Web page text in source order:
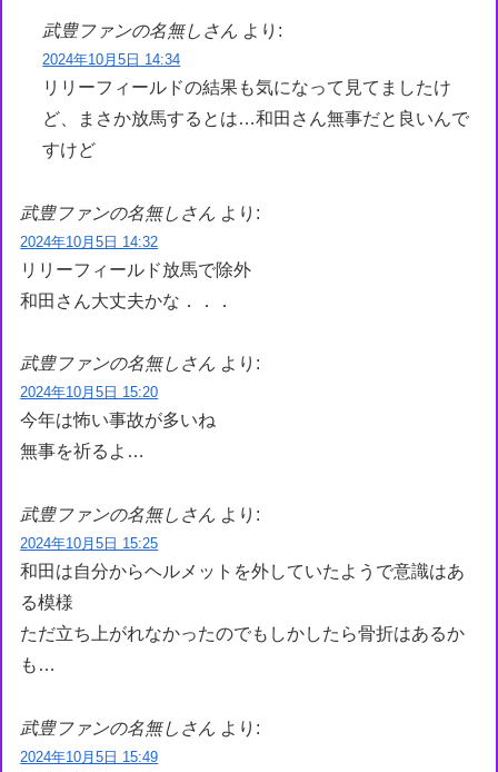
武豊ファンの名無しさん より:
2024年10月5日 14:34
リリーフィールドの結果も気になって見てましたけ
ど、まさか放馬するとは…和田さん無事だと良いんで
すけど
武豊ファンの名無しさん より:
2024年10月5日 14:32
リリーフィールド放馬で除外
和田さん大丈夫かな．．．
武豊ファンの名無しさん より:
2024年10月5日 15:20
今年は怖い事故が多いね
無事を祈るよ…
武豊ファンの名無しさん より:
2024年10月5日 15:25
和田は自分からヘルメットを外していたようで意識はあ
る模様
ただ立ち上がれなかったのでもしかしたら骨折はあるか
も…
武豊ファンの名無しさん より:
2024年10月5日 15:49